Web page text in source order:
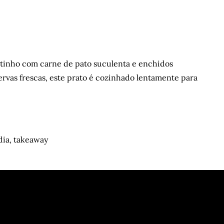
com carne de pato suculenta e enchidos
frescas, este prato é cozinhado lentamente para
, takeaway